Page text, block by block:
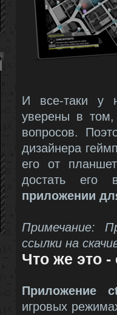
И все-таки у
уверены в том,
вопросов.
дизайнера
его от
достать его
приложении
Примечание:
ссылки на
Что же это -
Приложение
игровых